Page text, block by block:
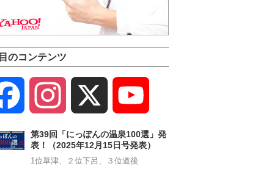
のコンテンツ
Facebook Instagram
Channel
第39回「にっぽんの温泉100選」発
表！（2025年12月15日号発表）
1位草津、２位下呂、３位道後